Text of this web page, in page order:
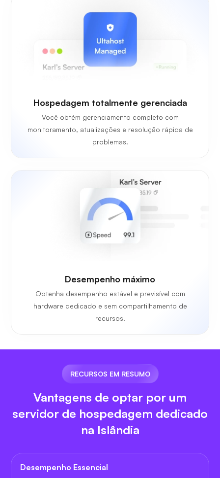
Hospedagem totalmente gerenciada
Você obtém gerenciamento completo com
monitoramento, atualizações e resolução rápida de
problemas.
Desempenho máximo
Obtenha desempenho estável e previsível com
hardware dedicado e sem compartilhamento de
recursos.
RECURSOS EM RESUMO
Vantagens de optar por um
servidor de hospedagem dedicado
na Islândia
Desempenho Essencial